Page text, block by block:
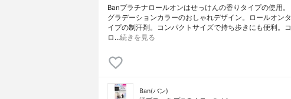
Banプラチナロールオンはせっけんの香りタイプの使用。
グラデーションカラーのおしゃれデザイン。ロールオンタ
イプの制汗剤。コンパクトサイズで持ち歩きにも便利。コ
ロ…続きを見る
Ban(バン)